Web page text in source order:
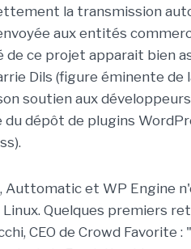
la transmission
aux entités
de ce projet apparait bien
Dils (figure éminente
soutien aux
du dépôt de plugins
Auttomatic et WP Engine
Linux. Quelques premiers
CEO de Crowd Favorite